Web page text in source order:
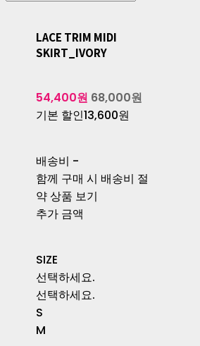
LACE TRIM MIDI
SKIRT_IVORY
54,400원 68,000원
기본 할인13,600원
배송비 -
함께 구매 시 배송비 절
약 상품 보기
추가 금액
SIZE
선택하세요.
선택하세요.
S
M